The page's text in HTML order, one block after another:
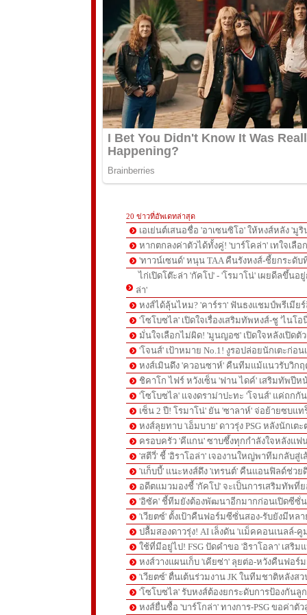
20 ข่าวที่อัพเดทล่าสุด
เอเย่นต์เสนอชื่อ 'อาเซนซิโอ' ให้หงส์หลัง 'มู
หากตกลงค่าตัวได้ทั้งคู่! 'บาร์โคล่า' เทใจเลือ
'ทาวน์เซนด์' หนุน TAA คืนรังหงส์-ชี้ยกระดั
ไก่เปิดโต๊ะล่า 'กัคโป' - 'โรมาโน่' เผยดีลขึ้นอ
ล่า'
หงส์ได้ลุ้นไหม? 'คาร์รา' ฟันธงแชมป์พรีเมีย
'โซโบซไล' เปิดใจเรื่องเสริมทัพหงส์-ชู 'ไนโ
มั่นใจเลือกไม่ผิด! 'มูนญอซ' เปิดใจหลังเปิดตั
'โจนส์' เป้าหมาย No.1! งูรอปล่อยนักเตะก่อ
หงส์เมินดึง 'ควอนซาห์' คืนทีมแม้แนวรับวิก
ชิคาโก ไฟร์ หวังเซ็น 'ฟาน ไดค์' เสริมทัพปีห
'โซโบซไล' แจงดราม่าปะทะ 'โจนส์' แค่ถกกั
เซ็น 2 ปี! โรมาโน่' ยัน 'ซาลาห์' จ่อย้ายซบแ
หงส์ลุยทาบ 'เอ็มบาย' ดาวรุ่ง PSG หลังนักเต
ครอบครัว 'คีแกน' ซาบซึ้งทุกกำลังใจหลังแฟ
'สตีวี่' ชี้ 'อิราโอล่า' เจองานใหญ่พาทีมกลับสู่
'แก็บบี้' แนะหงส์ดึง 'เทรนต์' คืนแอนฟิลด์ช่วย
อดีตแมวมองชี้ 'กัคโป' จะเป็นการเสริมทัพที่
'อิซัค' ชี้ทีมยังต้องพัฒนาอีกมากก่อนเปิดซีซั่
'เวียตซ์' ตั้งเป้าคืนฟอร์มซีซั่นสอง-รับยังมีหล
ปลื้มสองดาวรุ่ง! AI เล็งดัน 'แม็คคอนเนลล์-
ใช้ที่มีอยู่ไป! FSG ปัดคำขอ 'อิราโอลา' เสริม
หงส์วางแผนเก็บ 'เคียซ่า' ลุยต่อ-หวังคืนฟอร์
'เวียตซ์' ตื่นเต้นร่วมงาน JK ในทีมชาติหลังส
'โซโบซไล' รับหงส์ต้องยกระดับการป้องกันลูก
หงส์ยื่นซื้อ 'บาร์โกล่า' ทางการ-PSG ขอค่าตัว